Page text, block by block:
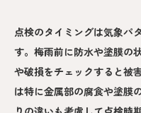
点検のタイミングは気象パ
す。梅雨前に防水や塗膜の
や破損をチェックすると被
は特に金属部の腐食や塗膜